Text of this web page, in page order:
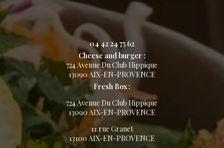
04 42 24 75 62
Cheese and burger :
724 Avenue Du Club Hippique
13090 AIX-EN-PROVENCE
Fresh Box :
724 Avenue Du Club Hippique
13090 AIX-EN-PROVENCE
11 rue Granet
13100 AIX-EN-PROVENCE